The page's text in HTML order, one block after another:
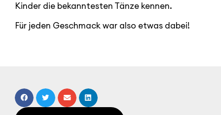
Kinder die bekanntesten Tänze kennen.
Für jeden Geschmack war also etwas dabei!